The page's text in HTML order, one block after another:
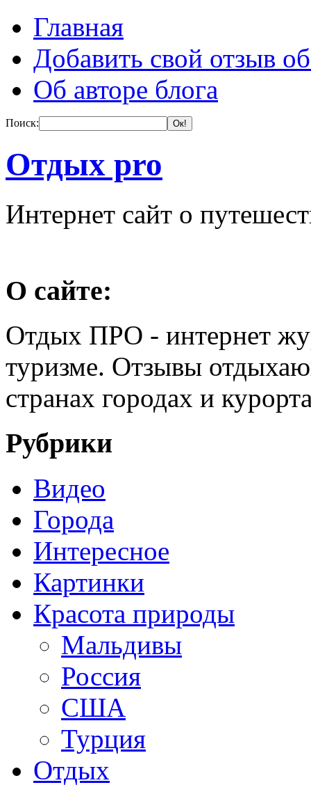
Главная
Добавить свой отзыв
Об авторе блога
Поиск:
Отдых pro
Интернет сайт о
О сайте:
Отдых ПРО - интернет
туризме. Отзывы
странах городах и
Рубрики
Видео
Города
Интересное
Картинки
Красота природы
Мальдивы
Россия
США
Турция
Отдых